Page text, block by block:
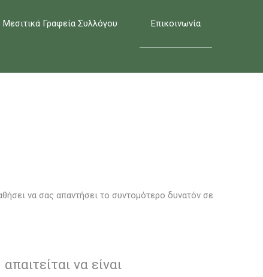
Μεσιτικά Γραφεία Συλλόγου Επικοινωνία
να σας απαντήσει το συντομότερο δυνατόν σε
να είναι